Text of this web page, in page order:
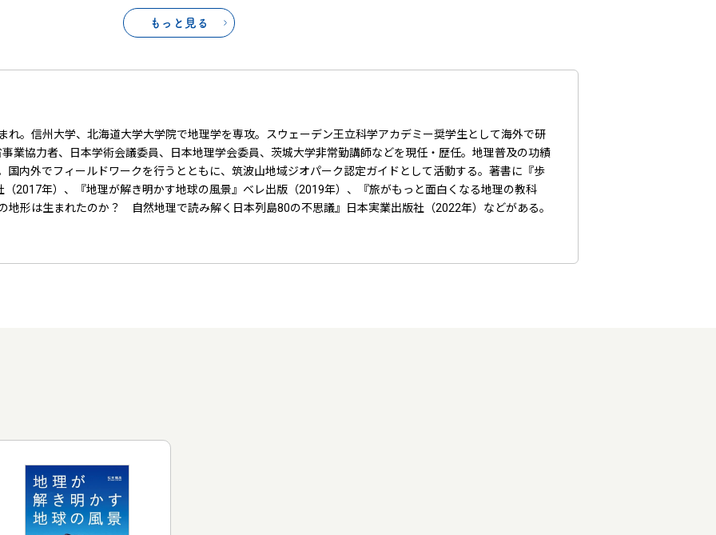
もっと見る
れ。信州大学、北海道大学大学院で地理学を専攻。スウェーデン王立科学アカデミー奨学生として海外で研
業協力者、日本学術会議委員、日本地理学会委員、茨城大学非常勤講師などを現任・歴任。地理普及の功績
国内外でフィールドワークを行うとともに、筑波山地域ジオパーク認定ガイドとして活動する。著書に『歩
2017年）、『地理が解き明かす地球の風景』ベレ出版（2019年）、『旅がもっと面白くなる地理の教科
地形は生まれたのか？ 自然地理で読み解く日本列島80の不思議』日本実業出版社（2022年）などがある。